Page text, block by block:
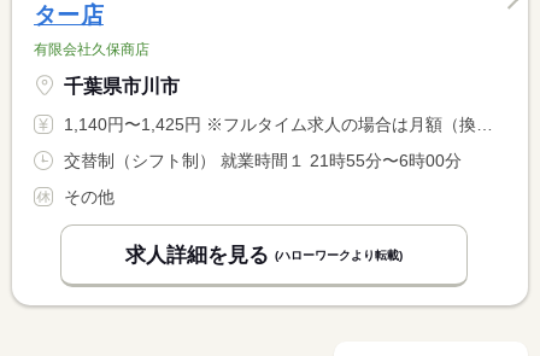
ター店
有限会社久保商店
千葉県市川市
1,140円〜1,425円 ※フルタイム求人の場合は月額（換算額）、パート求人の場合は時間額を表示しています。
交替制（シフト制） 就業時間１ 21時55分〜6時00分
その他
求人詳細を見る (ハローワークより転載)